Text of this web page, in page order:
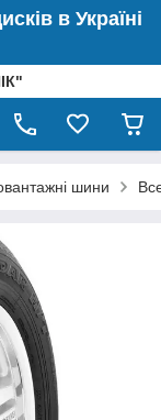
в Україні
шини